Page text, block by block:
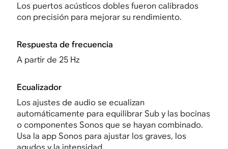
Los puertos acústicos dobles fueron calibrados
con precisión para mejorar su rendimiento.
Respuesta de frecuencia
A partir de 25 Hz
Ecualizador
Los ajustes de audio se ecualizan
automáticamente para equilibrar Sub y las bocinas
o componentes Sonos que se hayan combinado.
Usa la app Sonos para ajustar los graves, los